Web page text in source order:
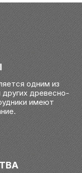
одним из
древесно-
имеют